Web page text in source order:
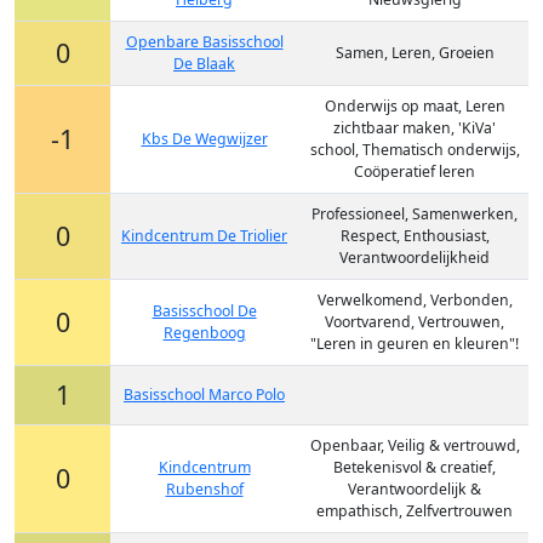
0
Openbare Basisschool
De Blaak
Samen, Leren, Groeien
-1 Kbs De Wegwijzer
Onderwijs op maat, Leren
zichtbaar maken, 'KiVa'
school, Thematisch onderwijs,
Coöperatief leren
0 Kindcentrum De Triolier
Professioneel, Samenwerken,
Respect, Enthousiast,
Verantwoordelijkheid
0
Basisschool De
Regenboog
Verwelkomend, Verbonden,
Voortvarend, Vertrouwen,
"Leren in geuren en kleuren"!
1 Basisschool Marco Polo
0
Kindcentrum
Rubenshof
Openbaar, Veilig & vertrouwd,
Betekenisvol & creatief,
Verantwoordelijk &
empathisch, Zelfvertrouwen